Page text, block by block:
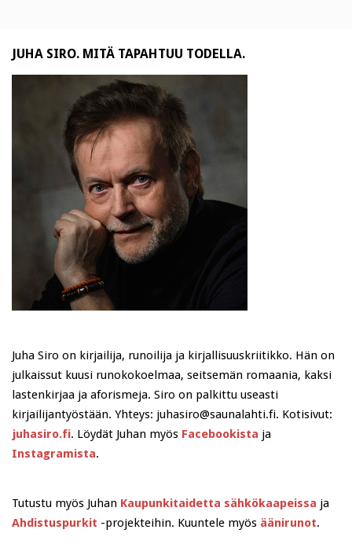
JUHA SIRO. MITÄ TAPAHTUU TODELLA.
Juha Siro on kirjailija, runoilija ja kirjallisuuskriitikko. Hän on
julkaissut kuusi runokokoelmaa, seitsemän romaania, kaksi
lastenkirjaa ja aforismeja. Siro on palkittu useasti
kirjailijantyöstään. Yhteys: juhasiro@saunalahti.fi. Kotisivut:
juhasiro.fi. Löydät Juhan myös Facebookista ja
Instagramista.
Tutustu myös Juhan Kaupunkitaidetta sähkökaapeissa ja
Ahdistuspurkit -projekteihin. Kuuntele myös äänirunot.